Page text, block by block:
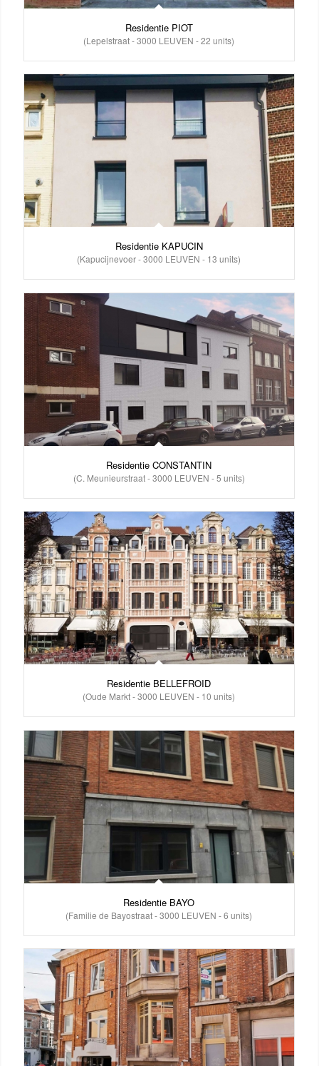
Residentie PIOT
(Lepelstraat - 3000 LEUVEN - 22 units)
Residentie KAPUCIN
(Kapucijnevoer - 3000 LEUVEN - 13 units)
Residentie CONSTANTIN
(C. Meunieurstraat - 3000 LEUVEN - 5 units)
Residentie BELLEFROID
(Oude Markt - 3000 LEUVEN - 10 units)
Residentie BAYO
(Familie de Bayostraat - 3000 LEUVEN - 6 units)